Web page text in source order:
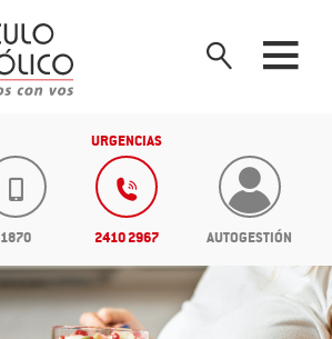
1870
URGENCIAS
2410 2967 AUTOGESTIÓN